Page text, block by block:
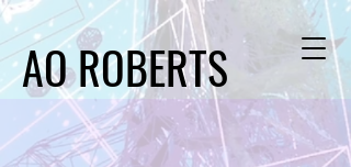
AO ROBERTS